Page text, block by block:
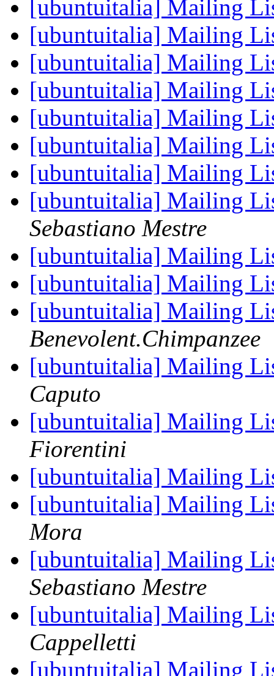
[ubuntuitalia] Mailing
[ubuntuitalia] Mailing
[ubuntuitalia] Mailing
[ubuntuitalia] Mailing
[ubuntuitalia] Mailing
[ubuntuitalia] Mailing
[ubuntuitalia] Mailing
[ubuntuitalia] Mailing
Sebastiano Mestre
[ubuntuitalia] Mailing
[ubuntuitalia] Mailing
[ubuntuitalia] Mailing
Benevolent.Chimpanzee
[ubuntuitalia] Mailing
Caputo
[ubuntuitalia] Mailing
Fiorentini
[ubuntuitalia] Mailing
[ubuntuitalia] Mailing
Mora
[ubuntuitalia] Mailing
Sebastiano Mestre
[ubuntuitalia] Mailing
Cappelletti
[ubuntuitalia] Mailing